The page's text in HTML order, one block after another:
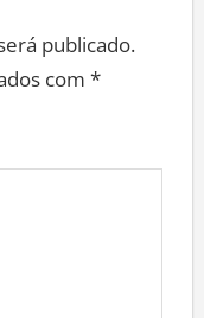
publicado.
com *